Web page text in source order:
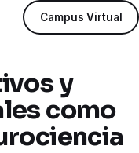
Campus Virtual
y
como